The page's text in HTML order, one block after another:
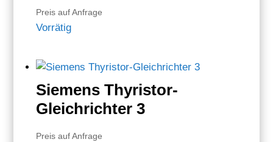
Preis auf Anfrage
Vorrätig
Siemens Thyristor-
Gleichrichter 3
Preis auf Anfrage